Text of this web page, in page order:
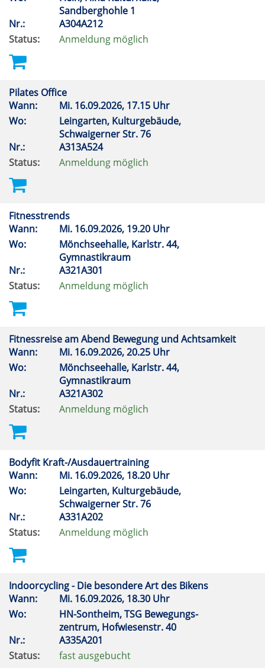
Sandberghohle 1
Nr.:
A304A212
Status:
Anmeldung möglich
Pilates Office
Wann:
Mi. 16.09.2026, 17.15 Uhr
Wo:
Leingarten, Kulturgebäude,
Schwaigerner Str. 76
Nr.:
A313A524
Status:
Anmeldung möglich
Fitnesstrends
Wann:
Mi. 16.09.2026, 19.20 Uhr
Wo:
Mönchseehalle, Karlstr. 44,
Gymnastikraum
Nr.:
A321A301
Status:
Anmeldung möglich
Fitnessreise am Abend Bewegung und Achtsamkeit
Wann:
Mi. 16.09.2026, 20.25 Uhr
Wo:
Mönchseehalle, Karlstr. 44,
Gymnastikraum
Nr.:
A321A302
Status:
Anmeldung möglich
Bodyfit Kraft-/Ausdauertraining
Wann:
Mi. 16.09.2026, 18.20 Uhr
Wo:
Leingarten, Kulturgebäude,
Schwaigerner Str. 76
Nr.:
A331A202
Status:
Anmeldung möglich
Indoorcycling - Die besondere Art des Bikens
Wann:
Mi. 16.09.2026, 18.30 Uhr
Wo:
HN-Sontheim, TSG Bewegungs-
zentrum, Hofwiesenstr. 40
Nr.:
A335A201
Status:
fast ausgebucht